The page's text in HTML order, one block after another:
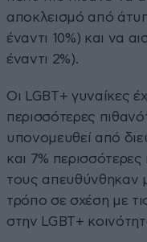
αποκλεισμό από
έναντι 10%) και να
έναντι 2%).
Οι LGBT+ γυναίκες
περισσότερες
υπονομευθεί από
και 7%
τους απευθύνθηκαν
τρόπο σε σχέση με
στην LGBT+